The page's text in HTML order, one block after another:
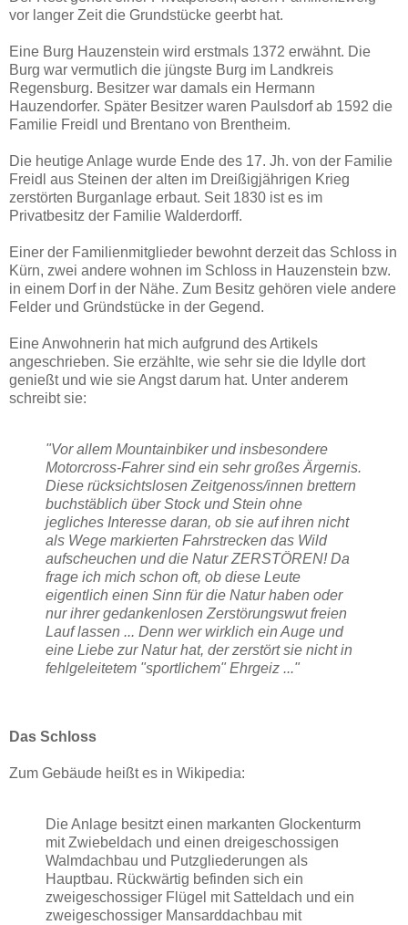
vor langer Zeit die Grundstücke geerbt hat.
Eine Burg Hauzenstein wird erstmals 1372 erwähnt. Die
Burg war vermutlich die jüngste Burg im Landkreis
Regensburg. Besitzer war damals ein Hermann
Hauzendorfer. Später Besitzer waren Paulsdorf ab 1592 die
Familie Freidl und Brentano von Brentheim.
Die heutige Anlage wurde Ende des 17. Jh. von der Familie
Freidl aus Steinen der alten im Dreißigjährigen Krieg
zerstörten Burganlage erbaut. Seit 1830 ist es im
Privatbesitz der Familie Walderdorff.
Einer der Familienmitglieder bewohnt derzeit das Schloss in
Kürn, zwei andere wohnen im Schloss in Hauzenstein bzw.
in einem Dorf in der Nähe. Zum Besitz gehören viele andere
Felder und Gründstücke in der Gegend.
Eine Anwohnerin hat mich aufgrund des Artikels
angeschrieben. Sie erzählte, wie sehr sie die Idylle dort
genießt und wie sie Angst darum hat. Unter anderem
schreibt sie:
"Vor allem Mountainbiker und insbesondere
Motorcross-Fahrer sind ein sehr großes Ärgernis.
Diese rücksichtslosen Zeitgenoss/innen brettern
buchstäblich über Stock und Stein ohne
jegliches Interesse daran, ob sie auf ihren nicht
als Wege markierten Fahrstrecken das Wild
aufscheuchen und die Natur ZERSTÖREN! Da
frage ich mich schon oft, ob diese Leute
eigentlich einen Sinn für die Natur haben oder
nur ihrer gedankenlosen Zerstörungswut freien
Lauf lassen ... Denn wer wirklich ein Auge und
eine Liebe zur Natur hat, der zerstört sie nicht in
fehlgeleitetem "sportlichem" Ehrgeiz ..."
Das Schloss
Zum Gebäude heißt es in Wikipedia:
Die Anlage besitzt einen markanten Glockenturm
mit Zwiebeldach und einen dreigeschossigen
Walmdachbau und Putzgliederungen als
Hauptbau. Rückwärtig befinden sich ein
zweigeschossiger Flügel mit Satteldach und ein
zweigeschossiger Mansarddachbau mit